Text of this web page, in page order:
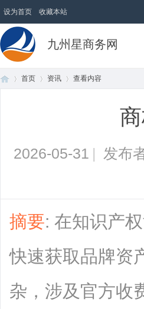
设为首页 收藏本站
九州星商务网
首页 资讯 查看内容
2026-05-31 | 发布
摘要: 在知识产
快速获取品牌资
杂，涉及官方收